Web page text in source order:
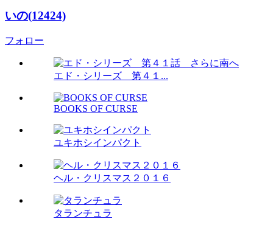
いの(12424)
フォロー
エド・シリーズ 第４１...
BOOKS OF CURSE
ユキホシインパクト
ヘル・クリスマス２０１６
タランチュラ